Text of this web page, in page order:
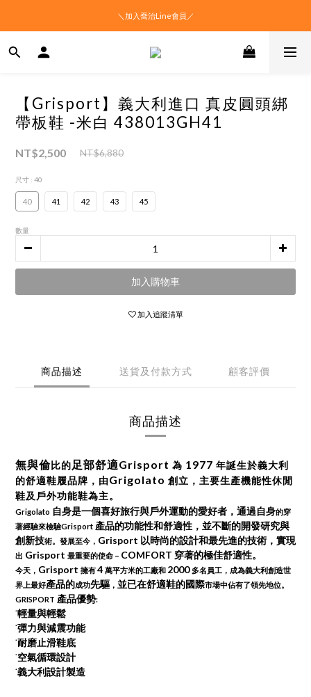
＼加入喬治Line會員／
【Grisport】義大利進口 真皮圓頭綁
帶板鞋 -米白 438013GH41
NT$2,500 NT$6,880
尺寸 : 40
40 41 42 43 45
數量
加入購物車
加入追蹤清單
商品描述 送貨及付款方式 顧客評價
商品描述
無與倫比的足部舒適Grisport 為 1977 年誕生於義大利
的舒適鞋履品牌 ， 由Grigolato 創立 ， 主要生產機能性休閒
鞋及 戶外功能鞋為主。
Grigolato 自身是一個喜好旅行與戶外運動的愛好者 ， 通過自身的穿
著經驗來檢驗Grisport 產品的功能性和舒適性 ， 並不斷的開發研究與
創新技術。 發展至今 ， Grisport 以時尚的設計和最先進的技術 ， 實現
出 Grisport 最重要的使命 – COMFORT 穿著的極佳舒適性。
今天 ， Grisport 擁有4 萬平方米的工廠和 2000 多名 員工 ， 成為義大利創造世
界 上最好產品的成功先驅 ， 並已在舒適鞋的國際市場中佔有了領先地位。
GRISPORT 產品優勢:
˙輕量與輕鬆
˙彈力與減震功能
˙耐磨止滑鞋底
˙空氣循環設計
˙義大利設計製造